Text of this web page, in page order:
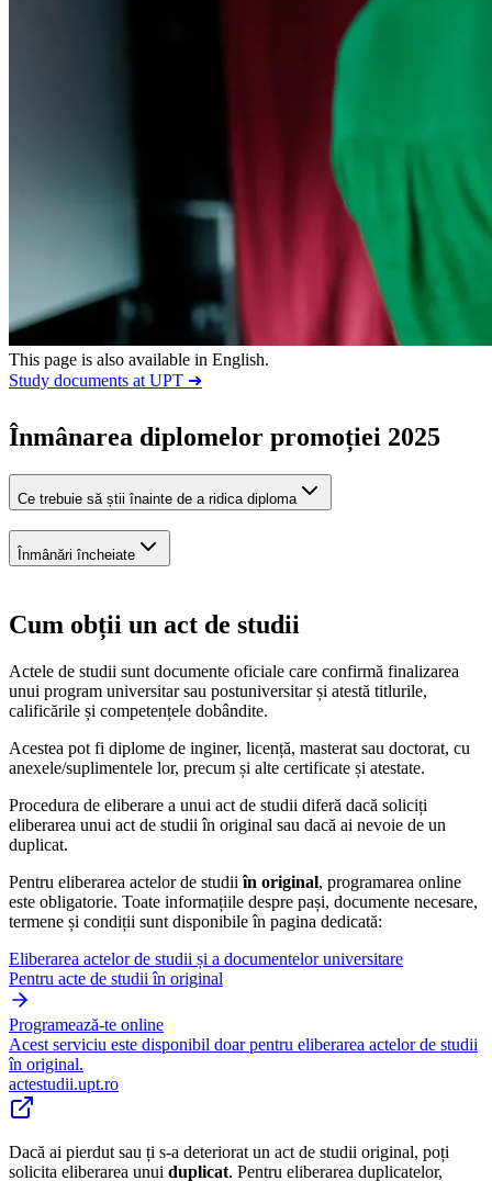
This page is also available in English.
Study documents at UPT ➜
Înmânarea diplomelor promoției 2025
Ce trebuie să știi înainte de a ridica diploma
Înmânări încheiate
Cum obții un act de studii
Actele de studii sunt documente oficiale care confirmă finalizarea
unui program universitar sau postuniversitar și atestă titlurile,
calificările și competențele dobândite.
Acestea pot fi diplome de inginer, licență, masterat sau doctorat, cu
anexele/suplimentele lor, precum și alte certificate și atestate.
Procedura de eliberare a unui act de studii diferă dacă soliciți
eliberarea unui act de studii în original sau dacă ai nevoie de un
duplicat.
Pentru eliberarea actelor de studiiîn original, programarea online
este obligatorie. Toate informațiile despre pași, documente necesare,
termene și condiții sunt disponibile în pagina dedicată:
Eliberarea actelor de studii și a documentelor universitare
Pentru acte de studii în original
Programează-te online
Acest serviciu este disponibil doar pentru eliberarea actelor de studii
în original.
actestudii.upt.ro
Dacă ai pierdut sau ți s-a deteriorat un act de studii original, poți
solicita eliberarea unui duplicat. Pentru eliberarea duplicatelor,